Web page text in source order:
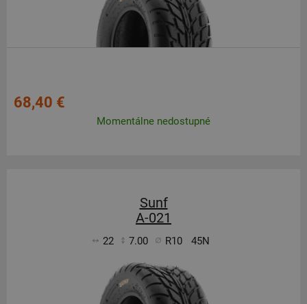
68,40 €
Momentálne nedostupné
Sunf
A-021
22 7.00 R10 45N